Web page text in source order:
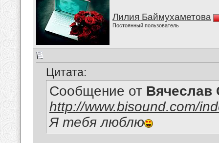
Лилия Баймухаметова
Постоянный пользователь
Цитата:
Сообщение от Вячеслав
http://www.bisound.com/
Я тебя люблю